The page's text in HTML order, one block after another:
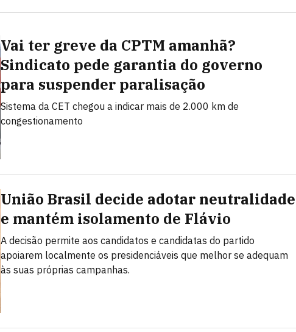
Vai ter greve da CPTM amanhã?
Sindicato pede garantia do governo
para suspender paralisação
Sistema da CET chegou a indicar mais de 2.000 km de
congestionamento
União Brasil decide adotar neutralidade
e mantém isolamento de Flávio
A decisão permite aos candidatos e candidatas do partido
apoiarem localmente os presidenciáveis que melhor se adequam
às suas próprias campanhas.